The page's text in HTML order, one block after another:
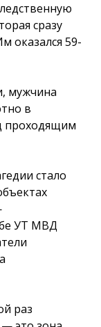
сразу
оказался 59-
мужчина
в
проходящим
стало
УТ МВД
раз